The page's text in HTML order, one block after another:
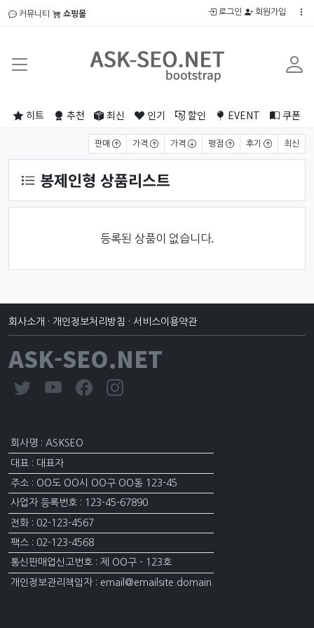
커뮤니티 쇼핑몰 로그인 회원가입
히트 추천 최신 인기 할인 EVENT 쿠폰
판매 가격 가격 평점 후기 최신
봉제인형 상품리스트
등록된 상품이 없습니다.
회사소개 · 개인정보처리방침 · 서비스이용약관
ASK-SEO.NET
회사명 : ASKSEO
대표 : 대표자
주소 : OO도 OO시 OO구 OO동 123-45
사업자 등록번호 : 123-45-67890
전화 : 02-123-4567
팩스 : 02-123-4568
통신판매업신고번호 : 제 OO구 - 123호
개인정보관리책임자 : email@emailsite.domain